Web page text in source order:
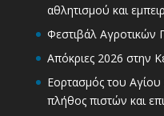
αθλητισμού και
Φεστιβάλ Αγροτικών
Απόκριες 2026 στην
Εορτασμός του
πλήθος πιστών και